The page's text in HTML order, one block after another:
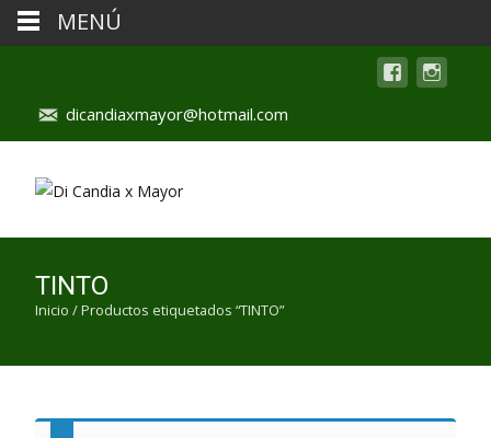
dicandiaxmayor@hotmail.com
TINTO
Inicio / Productos etiquetados “TINTO”
MENÚ